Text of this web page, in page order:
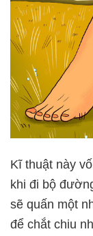
Kĩ thuật này
khi đi bộ
sẽ quấn một
để chắt chiu